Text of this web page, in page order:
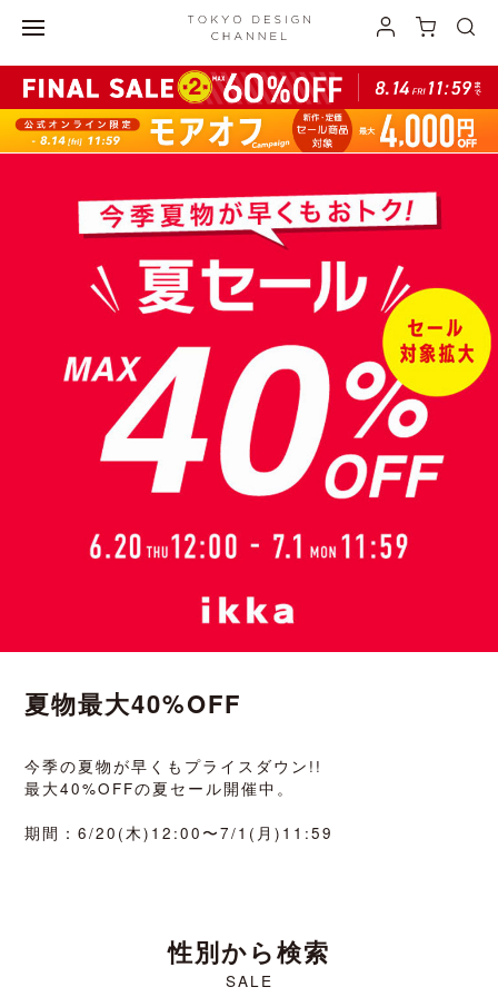
夏物最大40%OFF
今季の夏物が早くもプライスダウン!!
最大40%OFFの夏セール開催中。
期間：6/20(木)12:00〜7/1(月)11:59
性別から検索
SALE